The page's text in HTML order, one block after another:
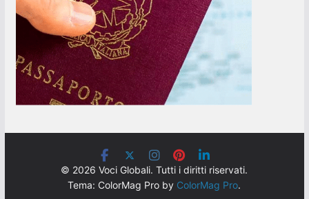
© 2026 Voci Globali. Tutti i diritti riservati.
Tema: ColorMag Pro by ColorMag Pro.